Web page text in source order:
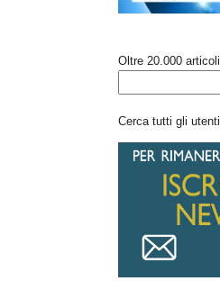
Oltre 20.000 articoli
Cerca tutti gli utenti